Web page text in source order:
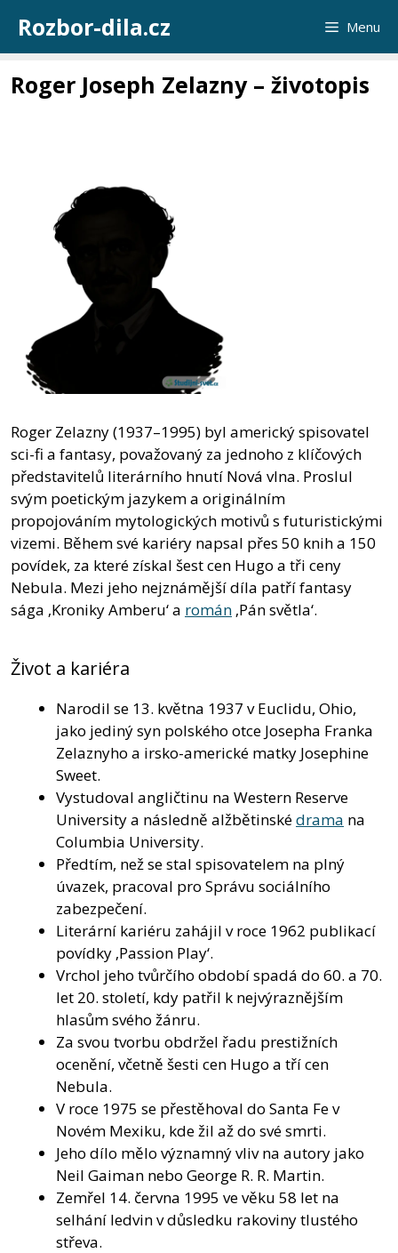
obsah
Rozbor-dila.cz Menu
Roger Joseph Zelazny – životopis
Roger Zelazny (1937–1995) byl americký spisovatel
sci-fi a fantasy, považovaný za jednoho z klíčových
představitelů literárního hnutí Nová vlna. Proslul
svým poetickým jazykem a originálním
propojováním mytologických motivů s futuristickými
vizemi. Během své kariéry napsal přes 50 knih a 150
povídek, za které získal šest cen Hugo a tři ceny
Nebula. Mezi jeho nejznámější díla patří fantasy
sága ‚Kroniky Amberu‘ a román ‚Pán světla‘.
Život a kariéra
Narodil se 13. května 1937 v Euclidu, Ohio,
jako jediný syn polského otce Josepha Franka
Zelaznyho a irsko-americké matky Josephine
Sweet.
Vystudoval angličtinu na Western Reserve
University a následně alžbětinskédrama na
Columbia University.
Předtím, než se stal spisovatelem na plný
úvazek, pracoval pro Správu sociálního
zabezpečení.
Literární kariéru zahájil v roce 1962 publikací
povídky ‚Passion Play‘.
Vrchol jeho tvůrčího období spadá do 60. a 70.
let 20. století, kdy patřil k nejvýraznějším
hlasům svého žánru.
Za svou tvorbu obdržel řadu prestižních
ocenění, včetně šesti cen Hugo a tří cen
Nebula.
V roce 1975 se přestěhoval do Santa Fe v
Novém Mexiku, kde žil až do své smrti.
Jeho dílo mělo významný vliv na autory jako
Neil Gaiman nebo George R. R. Martin.
Zemřel 14. června 1995 ve věku 58 let na
selhání ledvin v důsledku rakoviny tlustého
střeva.